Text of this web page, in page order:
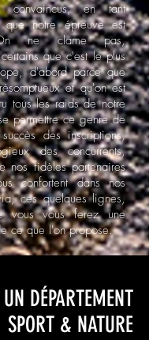
convaincus, en tant
que notre épreuve est
ne clame pas,
que c'est le plus
d'abord parce que
et qu'on est
tous les raids de notre
permettre ce genre de
des inscriptions,
des concurrents,
nos fidèles partenaires
confortent dans nos
ces quelques lignes,
vous vous ferez une
ce que l'on propose.
DÉPARTEMENT
SPORT & NATURE